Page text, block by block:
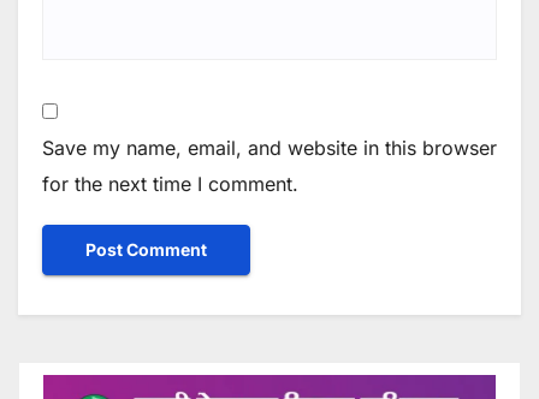
Save my name, email, and website in this browser
for the next time I comment.